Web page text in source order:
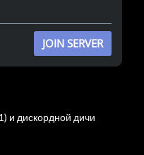
JOIN SERVER
и дискордной дичи